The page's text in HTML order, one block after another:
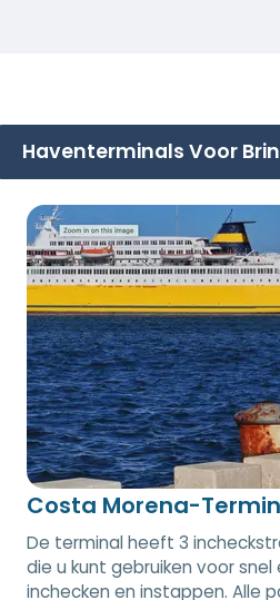
Haventerminals Voor
Costa Morena-
De terminal heeft 3
die u kunt gebruiken voor
inchecken en instappen. Alle